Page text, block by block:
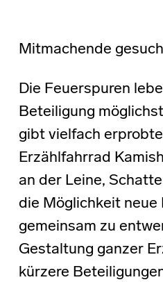
Mitmachende
Die Feuerspuren
Beteiligung
gibt vielfach
Erzählfahrrad
an der Leine,
die Möglichkeit neue
gemeinsam zu
Gestaltung ganzer
kürzere